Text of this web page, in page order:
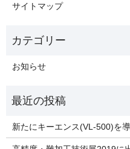
サイトマップ
お知らせ
新たにキーエンス(VL-500)を導